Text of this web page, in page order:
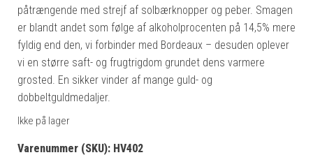
påtrængende med strejf af solbærknopper og peber. Smagen
er blandt andet som følge af alkoholprocenten på 14,5% mere
fyldig end den, vi forbinder med Bordeaux – desuden oplever
vi en større saft- og frugtrigdom grundet dens varmere
grosted. En sikker vinder af mange guld- og
dobbeltguldmedaljer.
Ikke på lager
Varenummer (SKU): HV402